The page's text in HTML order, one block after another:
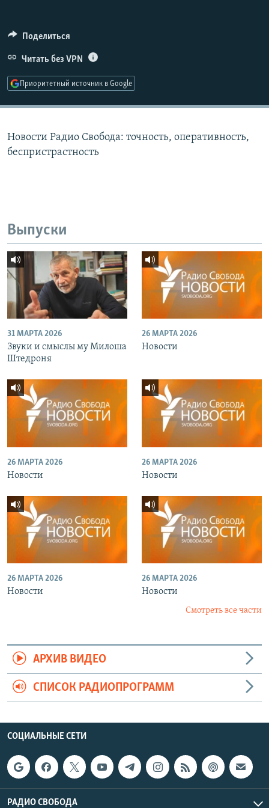
ПОДПИШИТЕСЬ НА РАССЫЛКУ
СОЦИАЛЬНЫЕ СЕТИ
Поделиться
Читать без VPN
Приоритетный источник в Google
Новости Радио Свобода: точность, оперативность,
беспристрастность
Выпуски
31 МАРТА 2026
Звуки и смыслы му Милоша
Штедроня
26 МАРТА 2026
Новости
26 МАРТА 2026
Новости
26 МАРТА 2026
Новости
26 МАРТА 2026
Новости
26 МАРТА 2026
Новости
Смотреть все части
АРХИВ ВИДЕО
СПИСОК РАДИОПРОГРАММ
СОЦИАЛЬНЫЕ СЕТИ
РАДИО СВОБОДА